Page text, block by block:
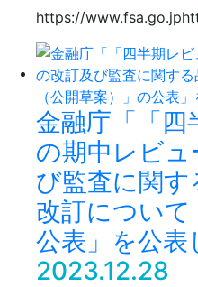
https://
金融庁「「四
の期中レビュ
び監査に関す
改訂について
公表」を公表
2023.12.28